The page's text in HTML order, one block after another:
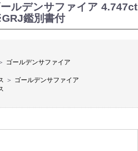
ールデンサファイア 4.747ct
鑑別書付
ゴールデンサファイア
＞ ゴールデンサファイア